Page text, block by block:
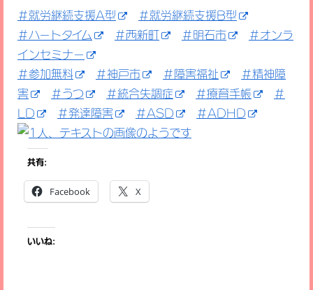
＃就労継続支援A型
＃就労継続支援B型
＃ハートタイム
＃西新町 ＃明石市
＃オンラ
インセミナー
＃参加無料
＃神戸市 ＃障害福祉
＃精神障
害
＃うつ ＃統合失調症 ＃療育手帳
＃
LD
＃発達障害 ＃ASD ＃ADHD
共有:
Facebook X
いいね: